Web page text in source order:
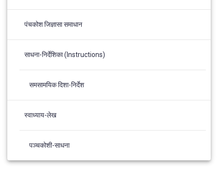
पंचकोश जिज्ञासा समाधान
साधना-निर्देशिका (Instructions)
समसामयिक दिशा-निर्देश
स्वाध्याय-लेख
पञ्चकोशी-साधना